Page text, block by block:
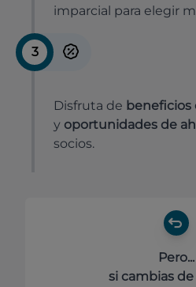
imparcial para elegir
3
Disfruta de beneficios
y oportunidades de
socios.
Pero...
si cambias